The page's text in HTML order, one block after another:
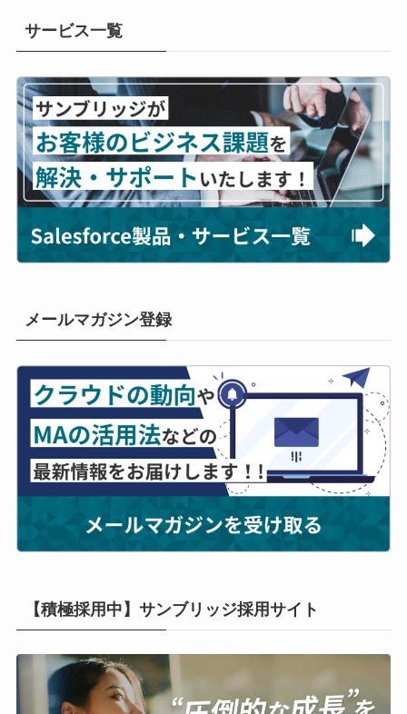
サービス一覧
メールマガジン登録
【積極採用中】サンブリッジ採用サイト